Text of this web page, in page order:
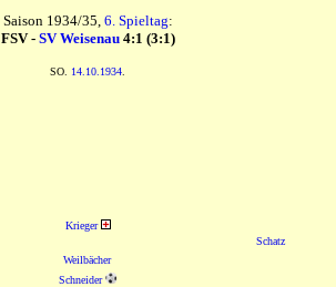
Saison 1934/35, 6. Spieltag:
FSV - SV Weisenau4:1 (3:1)
SO. 14.10.1934
Krieger
Schatz
Weilbächer
Schneider